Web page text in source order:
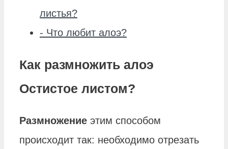
листья?
- Что любит алоэ?
Как размножить алоэ
Остистое листом?
Размножение этим способом
происходит так: необходимо отрезать